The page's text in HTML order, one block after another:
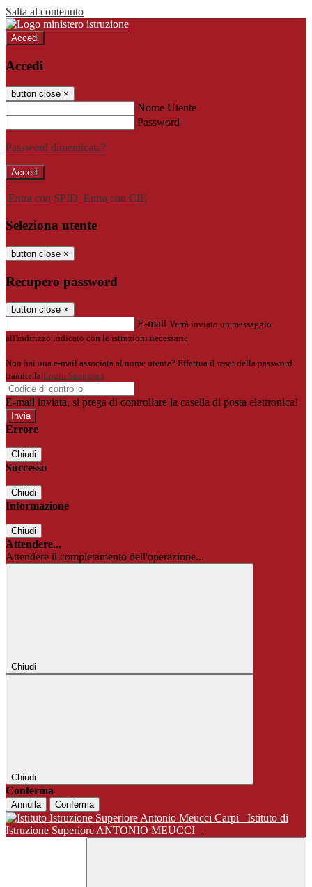
Salta al contenuto
Accedi
Accedi
button close ×
Nome Utente
Password
Password dimenticata?
-
Entra con SPID Entra con CIE
Seleziona utente
button close ×
Recupero password
button close ×
E-mail Verrà inviato un messaggio
all'indirizzo indicato con le istruzioni necessarie.
Non hai una e-mail associata al nome utente? Effettua il reset della password
tramite la Login Spaggiari
E-mail inviata, si prega di controllare la casella di posta elettronica!
Errore
Chiudi
Successo
Chiudi
Informazione
Chiudi
Attendere...
Attendere il completamento dell'operazione...
Chiudi
Chiudi
Conferma
Annulla Conferma
Istituto di
Istruzione Superiore ANTONIO MEUCCI